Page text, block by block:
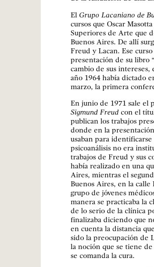
El Grupo Lacaniano de
cursos que Oscar
Superiores de Arte que
Buenos Aires. De allí
Freud y Lacan. Ese
presentación de su libro
cambio de sus intereses,
año 1964 había dictado
marzo, la primera
En junio de 1971 sale
Sigmund Freud con el
publican los trabajos
donde en la
usaban para
psicoanálisis no era
trabajos de Freud y sus
había realizado en una
Aires, mientras el
Buenos Aires, en la
grupo de jóvenes
manera se practicaba la
de lo serio de la clínica
finalizaba diciendo que
en cuenta la distancia
sido la preocupación de
la noción que se tiene
se comanda la cura.